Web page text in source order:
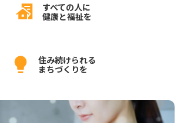
すべての人に
健康と福祉を
住み続けられる
まちづくりを